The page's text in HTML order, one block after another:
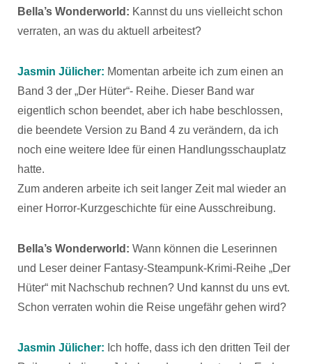
Bella’s Wonderworld: Kannst du uns vielleicht schon
verraten, an was du aktuell arbeitest?
Jasmin Jülicher: Momentan arbeite ich zum einen an
Band 3 der „Der Hüter“- Reihe. Dieser Band war
eigentlich schon beendet, aber ich habe beschlossen,
die beendete Version zu Band 4 zu verändern, da ich
noch eine weitere Idee für einen Handlungsschauplatz
hatte.
Zum anderen arbeite ich seit langer Zeit mal wieder an
einer Horror-Kurzgeschichte für eine Ausschreibung.
Bella’s Wonderworld: Wann können die Leserinnen
und Leser deiner Fantasy-Steampunk-Krimi-Reihe „Der
Hüter“ mit Nachschub rechnen? Und kannst du uns evt.
Schon verraten wohin die Reise ungefähr gehen wird?
Jasmin Jülicher: Ich hoffe, dass ich den dritten Teil der